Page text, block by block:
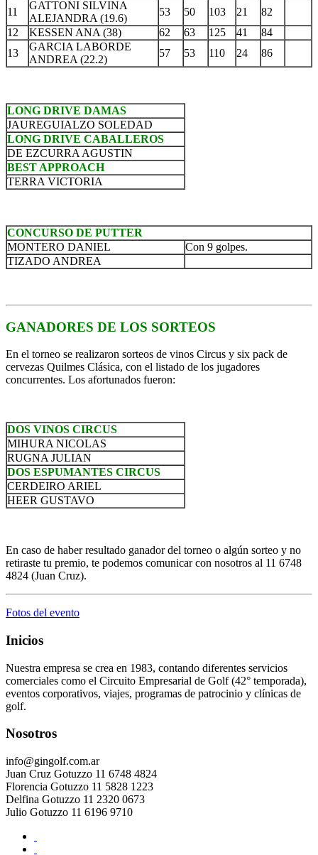
11
GATTONI SILVINA
ALEJANDRA (19.6)
53 50 103 21
82
12
KESSEN ANA (38) 62 63 125 41
84
13
GARCIA LABORDE
ANDREA (22.2)
57 53 110 24 86
LONG DRIVE DAMAS
JAUREGUIALZO SOLEDAD
LONG DRIVE CABALLEROS
DE EZCURRA AGUSTIN
BEST APPROACH
TERRA VICTORIA
CONCURSO DE PUTTER
MONTERO DANIEL
Con 9 golpes.
TIZADO ANDREA
GANADORES DE LOS SORTEOS
En el torneo se realizaron sorteos de vinos Circus y six pack de
cervezas Quilmes Clásica, con el listado de los jugadores
concurrentes. Los afortunados fueron:
DOS VINOS CIRCUS
MIHURA NICOLAS
RUGNA JULIAN
DOS ESPUMANTES CIRCUS
CERDEIRO ARIEL
HEER GUSTAVO
En caso de haber resultado ganador del torneo o algún sorteo y no
retiraste tu premio, te podemos comunicar con nosotros al 11 6748
4824 (Juan Cruz).
Fotos del evento
Inicios
Nuestra empresa se crea en 1983, contando diferentes servicios
comerciales como el Circuito Empresarial de Golf (42° temporada),
eventos corporativos, viajes, programas de patrocinio y clínicas de
golf.
Nosotros
info@gingolf.com.ar
Juan Cruz Gotuzzo 11 6748 4824
Florencia Gotuzzo 11 5828 1223
Delfina Gotuzzo 11 2320 0673
Julio Gotuzzo 11 6196 9710